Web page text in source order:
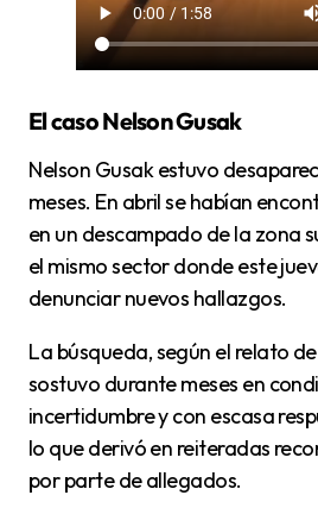
El caso Nelson Gusak
Nelson Gusak estuvo desaparecido durante siete
meses. En abril se habían
en un descampado de la zona
el mismo sector donde este
denunciar nuevos hallazgos.
La búsqueda, según el relato de la familia, se
sostuvo durante meses en
incertidumbre y con escasa
lo que derivó en reiteradas
por parte de allegados.